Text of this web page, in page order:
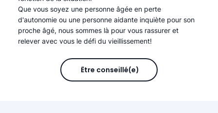
Que vous soyez une personne âgée en perte
d'autonomie ou une personne aidante inquiète pour son
proche âgé, nous sommes là pour vous rassurer et
relever avec vous le défi du vieillissement!
Être conseillé(e)